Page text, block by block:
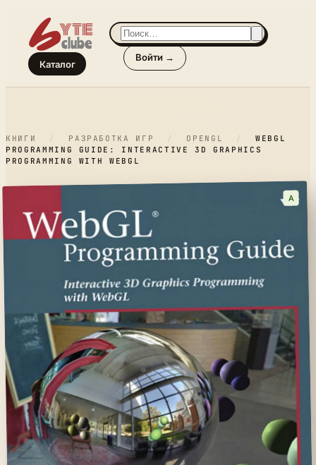
Каталог
Войти →
КНИГИ / РАЗРАБОТКА ИГР / OPENGL /
WEBGL
PROGRAMMING GUIDE: INTERACTIVE 3D GRAPHICS
PROGRAMMING WITH WEBGL
A